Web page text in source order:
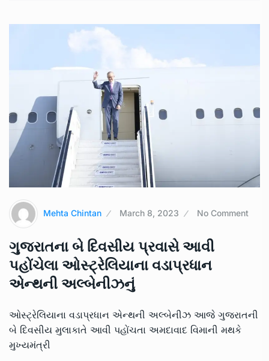
Mehta Chintan March 8, 2023 No Comment
ગુજરાતના બે દિવસીય પ્રવાસે આવી
પહોંચેલા ઓસ્ટ્રેલિયાના વડાપ્રધાન
એન્થની અલ્બેનીઝનું
ઓસ્ટ્રેલિયાના વડાપ્રધાન એન્થની અલ્બેનીઝ આજે ગુજરાતની
બે દિવસીય મુલાકાતે આવી પહોંચતા અમદાવાદ વિમાની મથકે
મુખ્યમંત્રી